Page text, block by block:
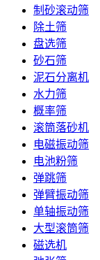
制砂滚动筛
除土筛
盘选筛
砂石筛
泥石分离机
水力筛
概率筛
滚筒落砂机
电磁振动筛
电池粉筛
弹跳筛
弹臂振动筛
单轴振动筛
大型滚筒筛
磁选机